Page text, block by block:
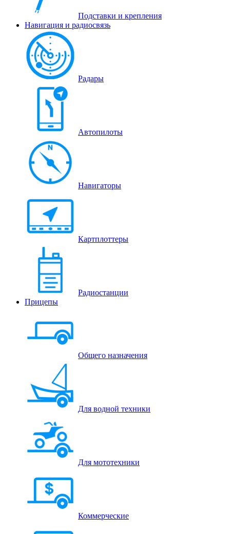
Подставки и крепления
Навигация и радиосвязь
Радары
Автопилоты
Навигаторы
Картплоттеры
Радиостанции
Прицепы
Общего назначения
Для водной техники
Для мототехники
Коммерческие